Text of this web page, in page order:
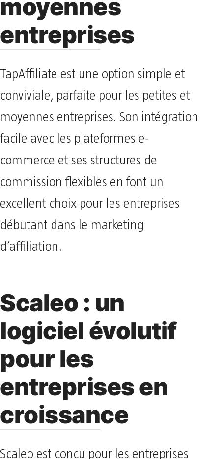
moyennes
entreprises
TapAffiliate est une option simple et
conviviale, parfaite pour les petites et
moyennes entreprises. Son intégration
facile avec les plateformes e-
commerce et ses structures de
commission flexibles en font un
excellent choix pour les entreprises
débutant dans le marketing
d’affiliation.
Scaleo : un
logiciel évolutif
pour les
entreprises en
croissance
Scaleo est conçu pour les entreprises